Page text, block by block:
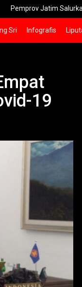
Jatim Salurkan Bingkisan
Sri Infografis
19